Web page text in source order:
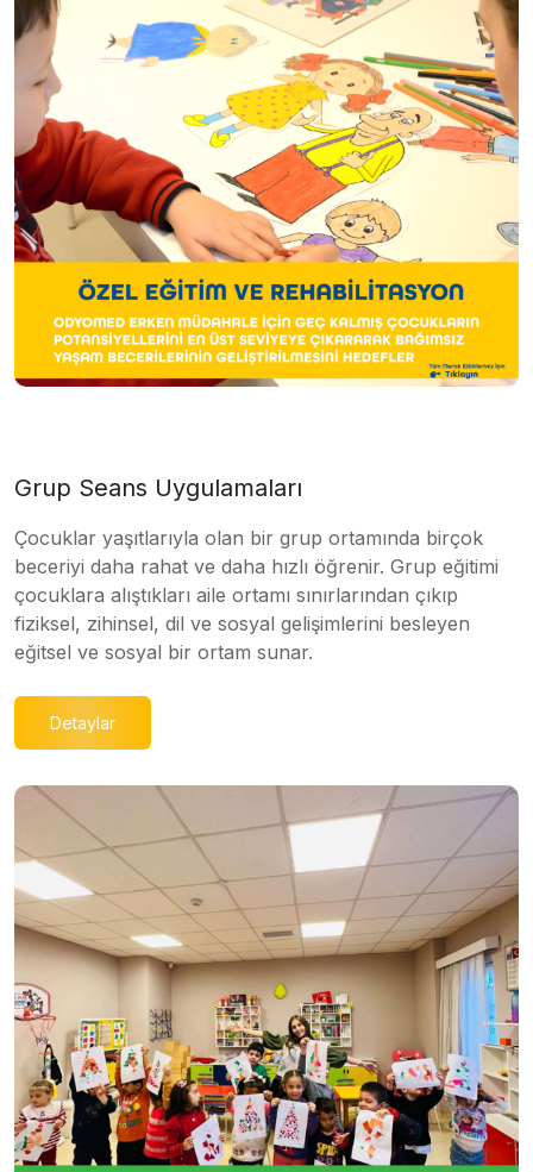
Grup Seans Uygulamaları
Çocuklar yaşıtlarıyla olan bir grup ortamında birçok
beceriyi daha rahat ve daha hızlı öğrenir. Grup eğitimi
çocuklara alıştıkları aile ortamı sınırlarından çıkıp
fiziksel, zihinsel, dil ve sosyal gelişimlerini besleyen
eğitsel ve sosyal bir ortam sunar.
Detaylar